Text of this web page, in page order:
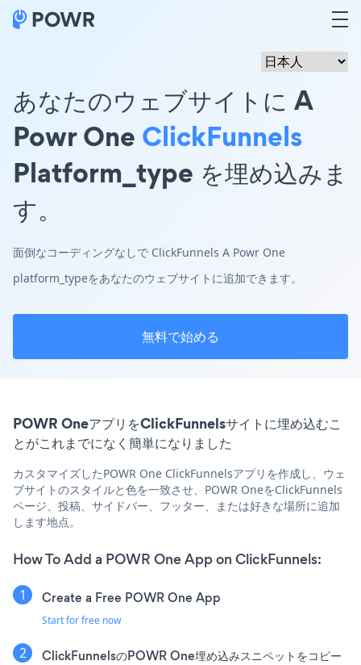
あなたのウェブサイトに A
Powr One ClickFunnels
Platform_type を埋め込みま
す。
面倒なコーディングなしで ClickFunnels A Powr One
platform_typeをあなたのウェブサイトに追加できます。
無料で始める
POWR OneアプリをClickFunnelsサイトに埋め込むこ
とがこれまでになく簡単になりました
カスタマイズしたPOWR One ClickFunnelsアプリを作成し、ウェ
ブサイトのスタイルと色を一致させ、POWR OneをClickFunnels
ページ、投稿、サイドバー、フッター、または好きな場所に追加
します地点。
How To Add a POWR One App on ClickFunnels:
Create a Free POWR One App
Start for free now
ClickFunnelsのPOWR One埋め込みスニペットをコピー